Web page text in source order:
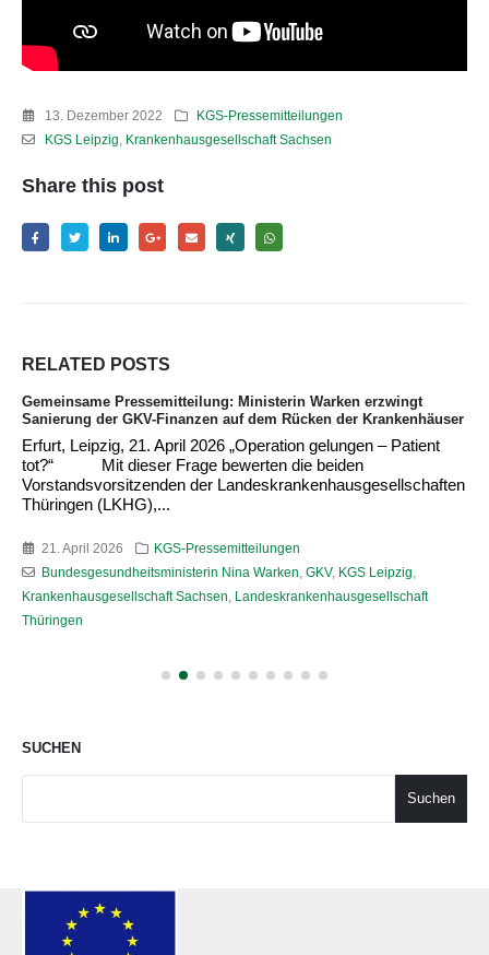
13. Dezember 2022
KGS-Pressemitteilungen
KGS Leipzig
Krankenhausgesellschaft Sachsen
Share this post
RELATED POSTS
Gemeinsame Pressemitteilung: Ministerin Warken erzwingt
Sanierung der GKV-Finanzen auf dem Rücken der Krankenhäuser
Erfurt, Leipzig, 21. April 2026 „Operation gelungen – Patient
tot?“ Mit dieser Frage bewerten die beiden
Vorstandsvorsitzenden der Landeskrankenhausgesellschaften
Thüringen (LKHG),...
21. April 2026
KGS-Pressemitteilungen
Bundesgesundheitsministerin Nina Warken GKV, KGS Leipzig
Krankenhausgesellschaft Sachsen
Landeskrankenhausgesellschaft
Thüringen
SUCHEN
Suchen